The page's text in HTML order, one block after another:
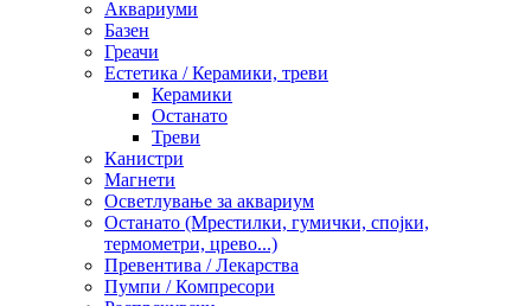
Аквариуми
Базен
Греачи
Естетика / Керамики, треви
Керамики
Останато
Треви
Канистри
Магнети
Осветлување за аквариум
Останато (Мрестилки, гумички, спојки,
термометри, црево...)
Превентива / Лекарства
Пумпи / Компресори